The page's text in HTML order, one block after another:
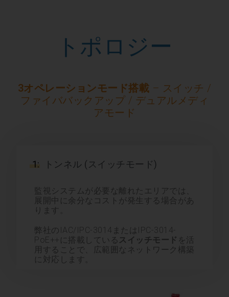
トポロジー
3オペレーションモード搭載 – スイッチ /
ファイババックアップ / デュアルメディ
アモード
1: トンネル (スイッチモード)
監視システムが必要な離れたエリアでは、
展開中に余分なコストが発生する場合があ
ります。
弊社のIAC/IPC-3014またはIPC-3014-
PoE++に搭載している スイッチモード を活
用することで、広範囲なネットワーク構築
に対応します。